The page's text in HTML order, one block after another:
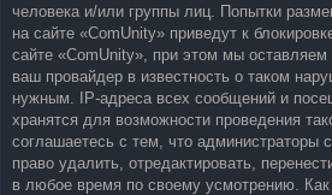
человека и/или группы лиц. Попытки
на сайте «ComUnity» приведут к
сайте «ComUnity», при этом мы оставляем
ваш провайдер в известность о таком
нужным. IP-адреса всех сообщений и
хранятся для возможности проведения
соглашаетесь с тем, что администраторы
право удалить, отредактировать,
в любое время по своему усмотрению.